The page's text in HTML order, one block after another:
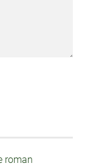
roman